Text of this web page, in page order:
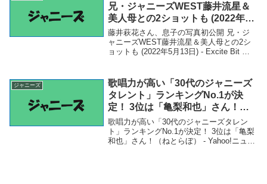
兄・ジャニーズWEST藤井流星＆
美人母との2ショットも (2022年5
月13日) – Excite Bit コネタ
藤井萩花さん、息子の写真初公開 兄・ジ
ャニーズWEST藤井流星＆美人母との2シ
ョットも (2022年5月13日) - Excite Bit コ
WEST藤井流星＆美人母と...
ジャニーズ
歌唱力が高い「30代のジャニーズ
タレント」ランキングNo.1が決
定！ 3位は「亀梨和也」さん！
（ねとらぼ） – Yahoo!ニュース –
Yahoo!ニュース
歌唱力が高い「30代のジャニーズタレン
ト」ランキングNo.1が決定！ 3位は「亀梨
和也」さん！（ねとらぼ） - Yahoo!ニュー